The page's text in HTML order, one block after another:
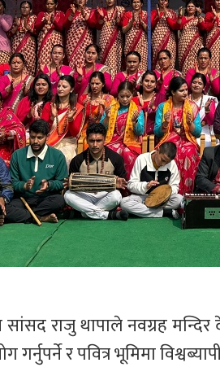
राजु थापाले नवग्रह
र पवित्र भूमिमा